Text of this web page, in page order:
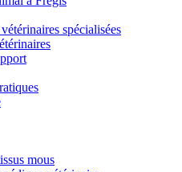
spécialisées
mous